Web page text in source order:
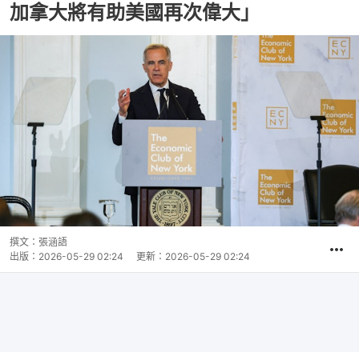
加拿大將有助美國再次偉大」
撰文： 張涵語
出版： 2026-05-29 02:24 更新： 2026-05-29 02:24